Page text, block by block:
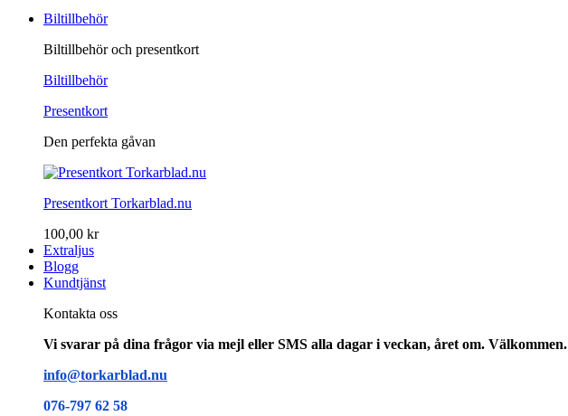
Biltillbehör
Biltillbehör och presentkort
Biltillbehör
Presentkort
Den perfekta gåvan
Presentkort Torkarblad.nu
100,00 kr
Extraljus
Blogg
Kundtjänst
Kontakta oss
Vi svarar på dina frågor via mejl eller SMS alla dagar i veckan, året om. Välkommen.
info@torkarblad.nu
076-797 62 58